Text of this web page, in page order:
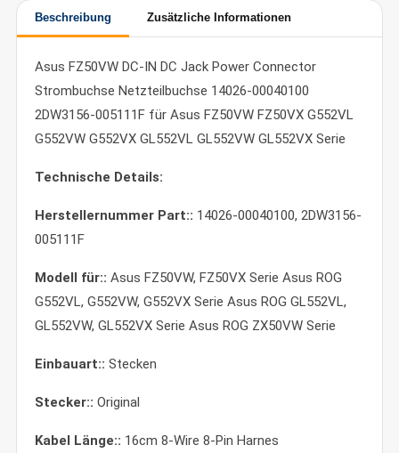
Beschreibung Zusätzliche Informationen
Asus FZ50VW DC-IN DC Jack Power Connector
Strombuchse Netzteilbuchse 14026-00040100
2DW3156-005111F für Asus FZ50VW FZ50VX G552VL
G552VW G552VX GL552VL GL552VW GL552VX Serie
Technische Details:
Herstellernummer Part:: 14026-00040100, 2DW3156-
005111F
Modell für:: Asus FZ50VW, FZ50VX Serie Asus ROG
G552VL, G552VW, G552VX Serie Asus ROG GL552VL,
GL552VW, GL552VX Serie Asus ROG ZX50VW Serie
Einbauart:: Stecken
Stecker:: Original
Kabel Länge:: 16cm 8-Wire 8-Pin Harnes